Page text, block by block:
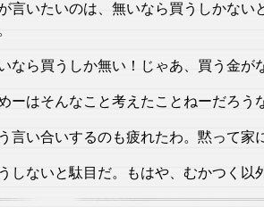
言いたいのは、無いなら買うしかな
なら買うしか無い！じゃあ、買う金が
ーはそんなこと考えたことねーだろう
言い合いするのも疲れたわ。黙って家
しないと駄目だ。もはや、むかつく以